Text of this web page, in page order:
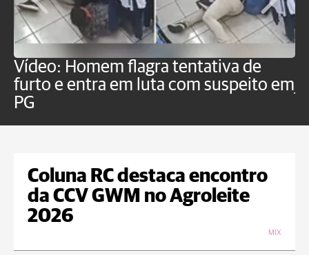
Vídeo: Homem flagra tentativa de
furto e entra em luta com suspeito em
PG
Coluna RC destaca encontro
da CCV GWM no Agroleite
2026
MIX